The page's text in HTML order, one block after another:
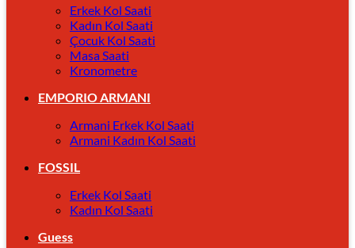
Erkek Kol Saati
Kadın Kol Saati
Çocuk Kol Saati
Masa Saati
Kronometre
EMPORIO ARMANI
Armani Erkek Kol Saati
Armani Kadın Kol Saati
FOSSIL
Erkek Kol Saati
Kadın Kol Saati
Guess